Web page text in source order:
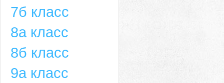
7б класс
8а класс
8б класс
9а класс